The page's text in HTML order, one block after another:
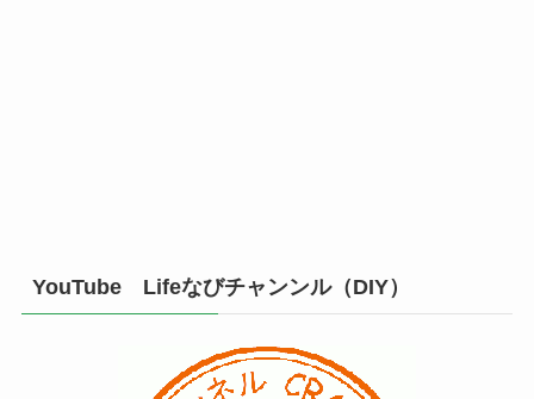
YouTube Lifeなびチャンンル（DIY）